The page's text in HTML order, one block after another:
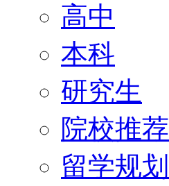
高中
本科
研究生
院校推荐
留学规划